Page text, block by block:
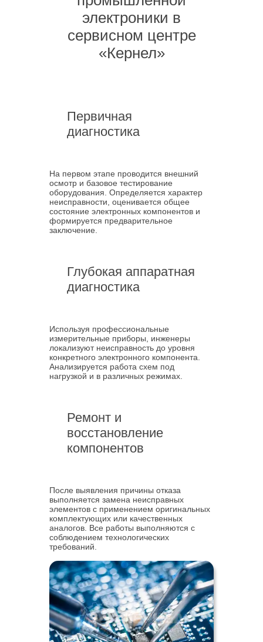
электроники в
сервисном центре
«Кернел»
Первичная
диагностика
На первом этапе проводится внешний
осмотр и базовое тестирование
оборудования. Определяется характер
неисправности, оценивается общее
состояние электронных компонентов и
формируется предварительное
заключение.
Глубокая аппаратная
диагностика
Используя профессиональные
измерительные приборы, инженеры
локализуют неисправность до уровня
конкретного электронного компонента.
Анализируется работа схем под
нагрузкой и в различных режимах.
Ремонт и
восстановление
компонентов
После выявления причины отказа
выполняется замена неисправных
элементов с применением оригинальных
комплектующих или качественных
аналогов. Все работы выполняются с
соблюдением технологических
требований.